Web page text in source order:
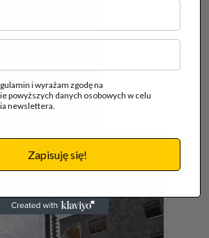
i wyrażam zgodę na
powyższych danych osobowych w celu
newslettera.
Zapisuję się!